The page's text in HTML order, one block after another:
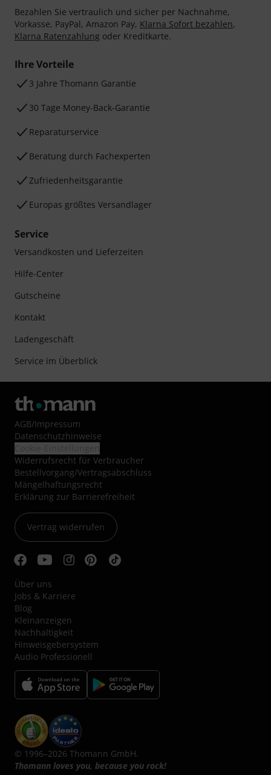
Bezahlen Sie vertraulich und sicher per Nachnahme,
Vorkasse, PayPal, Amazon Pay, Klarna Sofort bezahlen,
Klarna Ratenzahlung oder Kreditkarte.
Ihre Vorteile
3 Jahre Thomann Garantie
30 Tage Money-Back-Garantie
Reparaturservice
Beratung durch Fachexperten
Zufriedenheitsgarantie
Europas größtes Versandlager
Service
Versandkosten und Lieferzeiten
Hilfe-Center
Gutscheine
Kontakt
Ladengeschäft
Service im Überblick
AGB/Impressum
Datenschutzhinweise
Widerrufsrecht für Verbraucher
Bestellvorgang/Vertragsabschluss
Mängelhaftungsrecht
Erklärung zur Barrierefreiheit
Vertrag widerrufen
Über uns
Jobs & Karriere
Blog
Kleinanzeigen
Nachhaltigkeit
Hinweisgebersystem
Audio Professionell
© 1996–2026 Thomann GmbH.
Thomann loves you, because you rock!